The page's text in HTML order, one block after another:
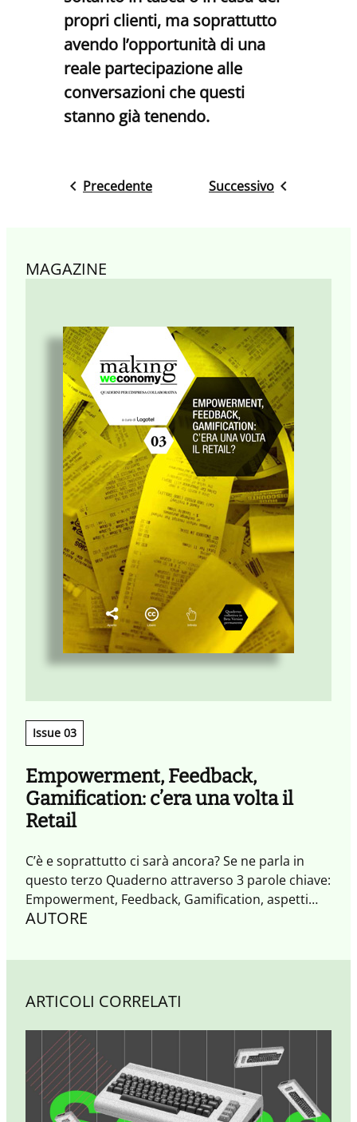
propri clienti, ma soprattutto
avendo l’opportunità di una
reale partecipazione alle
conversazioni che questi
stanno già tenendo.
Precedente Successivo
MAGAZINE
Issue 03
Empowerment, Feedback,
Gamification: c’era una volta il
Retail
C’è e soprattutto ci sarà ancora? Se ne parla in
questo terzo Quaderno attraverso 3 parole chiave:
Empowerment, Feedback, Gamification, aspetti
fondamentali del retail collaborativo.
AUTORE
ARTICOLI CORRELATI